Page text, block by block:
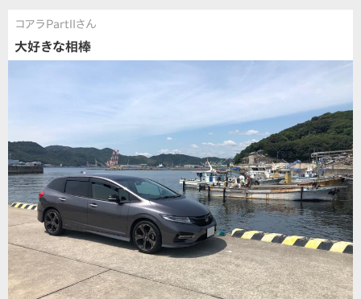
コアラPartⅡさん
大好きな相棒